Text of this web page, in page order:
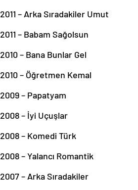
2011 – Arka Sıradakiler Umut
2011 – Babam Sağolsun
2010 – Bana Bunlar Gel
2010 – Öğretmen Kemal
2009 – Papatyam
2008 – İyi Uçuşlar
2008 – Komedi Türk
2008 – Yalancı Romantik
2007 – Arka Sıradakiler